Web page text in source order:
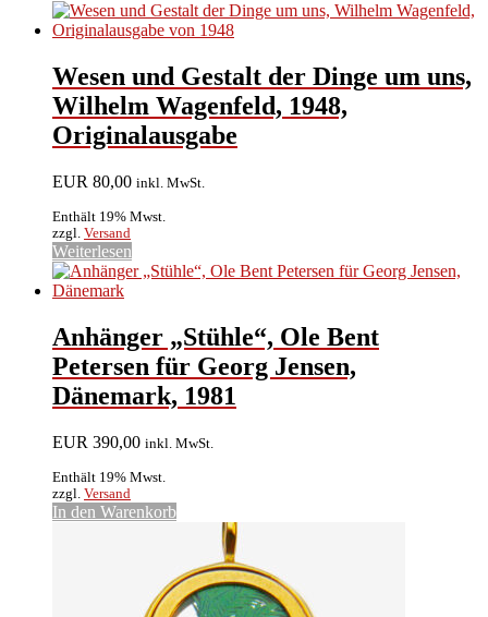
Wesen und Gestalt der Dinge um uns,
Wilhelm Wagenfeld, 1948,
Originalausgabe
EUR 80,00 inkl. MwSt.
Enthält 19% Mwst.
zzgl. Versand
Weiterlesen
Anhänger „Stühle“, Ole Bent
Petersen für Georg Jensen,
Dänemark, 1981
EUR 390,00 inkl. MwSt.
Enthält 19% Mwst.
zzgl. Versand
In den Warenkorb